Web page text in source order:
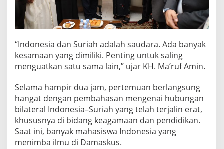
G
A
N
M
E
N
T
E
I
W
A
K
A
F
S
“Indonesia dan Suriah adalah saudara. Ada banyak
kesamaan yang dimiliki. Penting untuk saling
menguatkan satu sama lain,” ujar KH. Ma’ruf Amin.
Selama hampir dua jam, pertemuan berlangsung
hangat dengan pembahasan mengenai hubungan
bilateral Indonesia–Suriah yang telah terjalin erat,
khususnya di bidang keagamaan dan pendidikan.
Saat ini, banyak mahasiswa Indonesia yang
menimba ilmu di Damaskus.